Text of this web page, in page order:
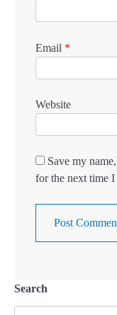
Email *
Website
Save my
for the next time I
Search